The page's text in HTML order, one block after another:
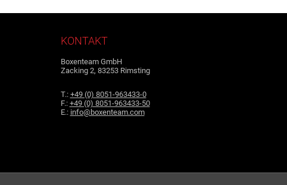
KONTAKT
Boxenteam GmbH
Zacking 2, 83253 Rimsting
T.: +49 (0) 8051-963433-0
F.: +49 (0) 8051-963433-50
E.: info@boxenteam.com